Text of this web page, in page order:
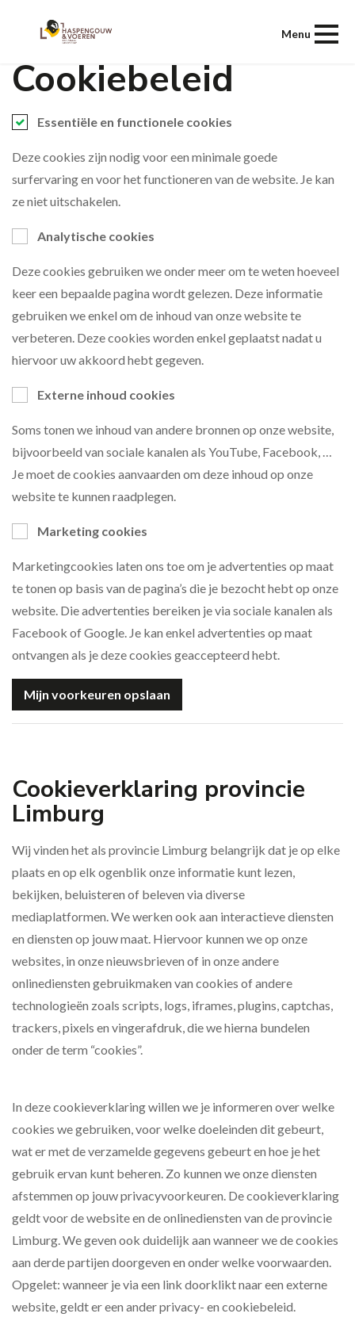
Menu
Cookiebeleid
Essentiële en functionele cookies
Deze cookies zijn nodig voor een minimale goede
surfervaring en voor het functioneren van de website. Je kan
ze niet uitschakelen.
Analytische cookies
Deze cookies gebruiken we onder meer om te weten hoeveel
keer een bepaalde pagina wordt gelezen. Deze informatie
gebruiken we enkel om de inhoud van onze website te
verbeteren. Deze cookies worden enkel geplaatst nadat u
hiervoor uw akkoord hebt gegeven.
Externe inhoud cookies
Soms tonen we inhoud van andere bronnen op onze website,
bijvoorbeeld van sociale kanalen als YouTube, Facebook, …
Je moet de cookies aanvaarden om deze inhoud op onze
website te kunnen raadplegen.
Marketing cookies
Marketingcookies laten ons toe om je advertenties op maat
te tonen op basis van de pagina’s die je bezocht hebt op onze
website. Die advertenties bereiken je via sociale kanalen als
Facebook of Google. Je kan enkel advertenties op maat
ontvangen als je deze cookies geaccepteerd hebt.
Mijn voorkeuren opslaan
Cookieverklaring provincie
Limburg
Wij vinden het als provincie Limburg belangrijk dat je op elke
plaats en op elk ogenblik onze informatie kunt lezen,
bekijken, beluisteren of beleven via diverse
mediaplatformen. We werken ook aan interactieve diensten
en diensten op jouw maat. Hiervoor kunnen we op onze
websites, in onze nieuwsbrieven of in onze andere
onlinediensten gebruikmaken van cookies of andere
technologieën zoals scripts, logs, iframes, plugins, captchas,
trackers, pixels en vingerafdruk, die we hierna bundelen
onder de term “cookies”.
In deze cookieverklaring willen we je informeren over welke
cookies we gebruiken, voor welke doeleinden dit gebeurt,
wat er met de verzamelde gegevens gebeurt en hoe je het
gebruik ervan kunt beheren. Zo kunnen we onze diensten
afstemmen op jouw privacyvoorkeuren. De cookieverklaring
geldt voor de website en de onlinediensten van de provincie
Limburg. We geven ook duidelijk aan wanneer we de cookies
aan derde partijen doorgeven en onder welke voorwaarden.
Opgelet: wanneer je via een link doorklikt naar een externe
website, geldt er een ander privacy- en cookiebeleid.